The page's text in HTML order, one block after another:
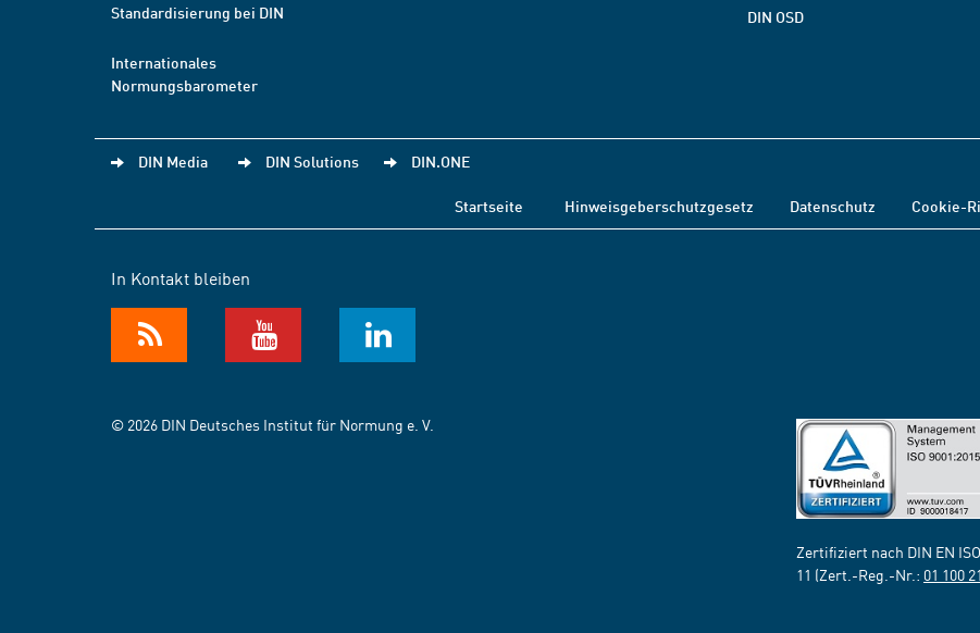
Standardisierung bei DIN
Internationales
Normungsbarometer
DIN OSD
DIN Media DIN Solutions DIN.ONE
Startseite Hinweisgeberschutzgesetz Datenschutz Cookie-
In Kontakt bleiben
© 2026 DIN Deutsches Institut für Normung e. V.
Zertifiziert nach DIN EN
11 (Zert.-Reg.-Nr.: 01 100